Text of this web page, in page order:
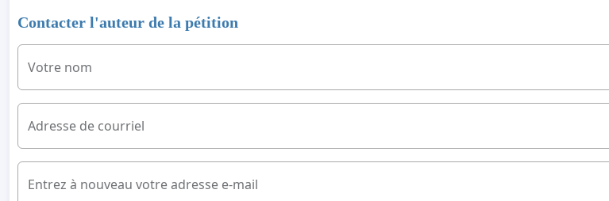
Contacter l'auteur de la pétition
Votre nom
Adresse de courriel
Entrez à nouveau votre adresse e-mail